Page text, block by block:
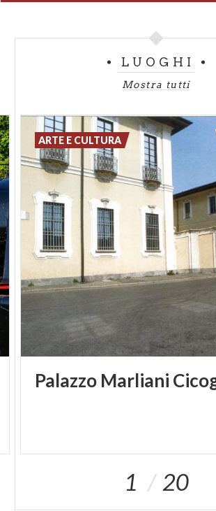
LUOGHI
Mostra tutti
Palazzo Marliani
ARTE E CULTURA
1 20